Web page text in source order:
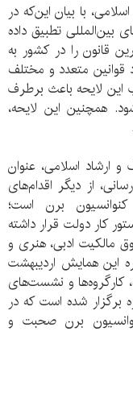
با بیان این‌که در
بین‌المللی تطبیق داده
قانون را در کشور به
قوانین متعدد و مختلف
این لایحه باعث برطرف
همچنین این لایحه،
ارشاد اسلامی، عنوان
از دیگر اقدام‌های
برن است؛
کار دولت قرار داشته
مالکیت ادبی، هنری و
همایش‌ اردیبهشت‌
کارگروه‌ها و نشست‌های
شده است که در
برن صحبت و